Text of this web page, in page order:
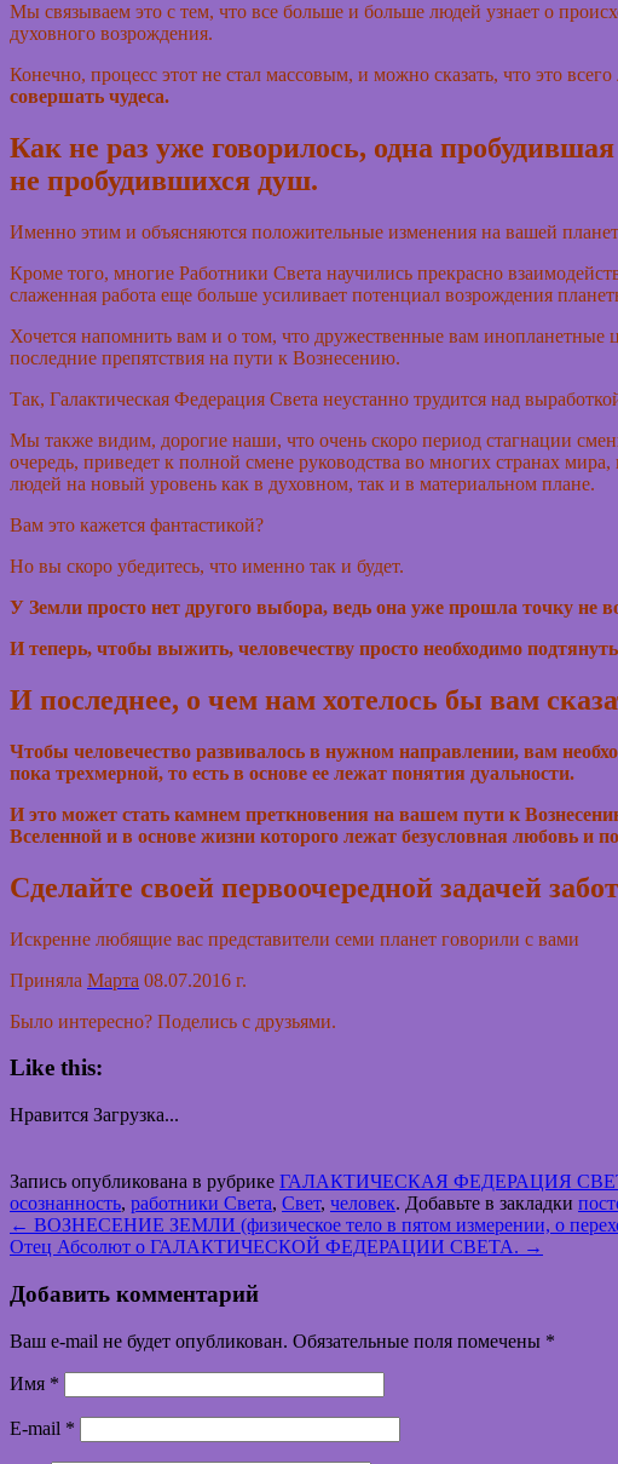
Мы связываем это с тем, что все больше и больше людей узнает о
духовного возрождения.
Конечно, процесс этот не стал массовым, и можно сказать, что это
совершать чудеса.
Как не раз уже говорилось, одна
не пробудившихся душ.
Именно этим и объясняются положительные изменения на вашей
Кроме того, многие Работники Света научились прекрасно
слаженная работа еще больше усиливает потенциал возрождения
Хочется напомнить вам и о том, что дружественные вам инопланетные
последние препятствия на пути к Вознесению.
Так, Галактическая Федерация Света неустанно трудится над
Мы также видим, дорогие наши, что очень скоро период стагнации
очередь, приведет к полной смене руководства во многих странах
людей на новый уровень как в духовном, так и в материальном плане.
Вам это кажется фантастикой?
Но вы скоро убедитесь, что именно так и будет.
У Земли просто нет другого выбора, ведь она уже прошла точку не
И теперь, чтобы выжить, человечеству просто необходимо
И последнее, о чем нам хотелось бы вам
Чтобы человечество развивалось в нужном направлении, вам
пока трехмерной, то есть в основе ее лежат понятия дуальности.
И это может стать камнем преткновения на вашем пути к
Вселенной и в основе жизни которого лежат безусловная любовь и
Сделайте своей первоочередной задачей
Искренне любящие вас представители семи планет говорили с вами
Приняла Марта 08.07.2016 г.
Было интересно? Поделись с друзьями.
Like this:
Нравится Загрузка...
Запись опубликована в рубрике ГАЛАКТИЧЕСКАЯ ФЕДЕРАЦИЯ
осознанность, работники Света, Свет, человек. Добавьте в закладки
← ВОЗНЕСЕНИЕ ЗЕМЛИ (физическое тело в пятом измерении, о
Отец Абсолют о ГАЛАКТИЧЕСКОЙ ФЕДЕРАЦИИ СВЕТА. →
Добавить комментарий
Ваш e-mail не будет опубликован. Обязательные поля помечены *
Имя *
E-mail *